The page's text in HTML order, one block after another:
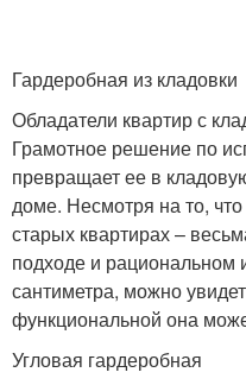
Гардеробная из кладовки
Обладатели квартир с
Грамотное решение по
превращает ее в
доме. Несмотря на то,
старых квартирах –
подходе и рациональном
сантиметра, можно
функциональной она
Угловая гардеробная